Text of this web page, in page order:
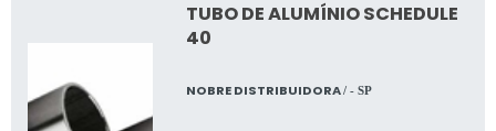
TUBO DE ALUMÍNIO SCHEDULE
40
NOBRE DISTRIBUIDORA/ - SP